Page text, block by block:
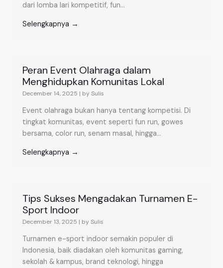
dari lomba lari kompetitif, fun...
Selengkapnya →
Peran Event Olahraga dalam
Menghidupkan Komunitas Lokal
December 14, 2025 | by Sulis
Event olahraga bukan hanya tentang kompetisi. Di
tingkat komunitas, event seperti fun run, gowes
bersama, color run, senam masal, hingga...
Selengkapnya →
Tips Sukses Mengadakan Turnamen E-
Sport Indoor
December 13, 2025 | by Sulis
Turnamen e-sport indoor semakin populer di
Indonesia, baik diadakan oleh komunitas gaming,
sekolah & kampus, brand teknologi, hingga